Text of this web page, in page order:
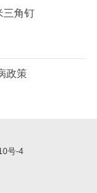
三角钉
政策
号-4